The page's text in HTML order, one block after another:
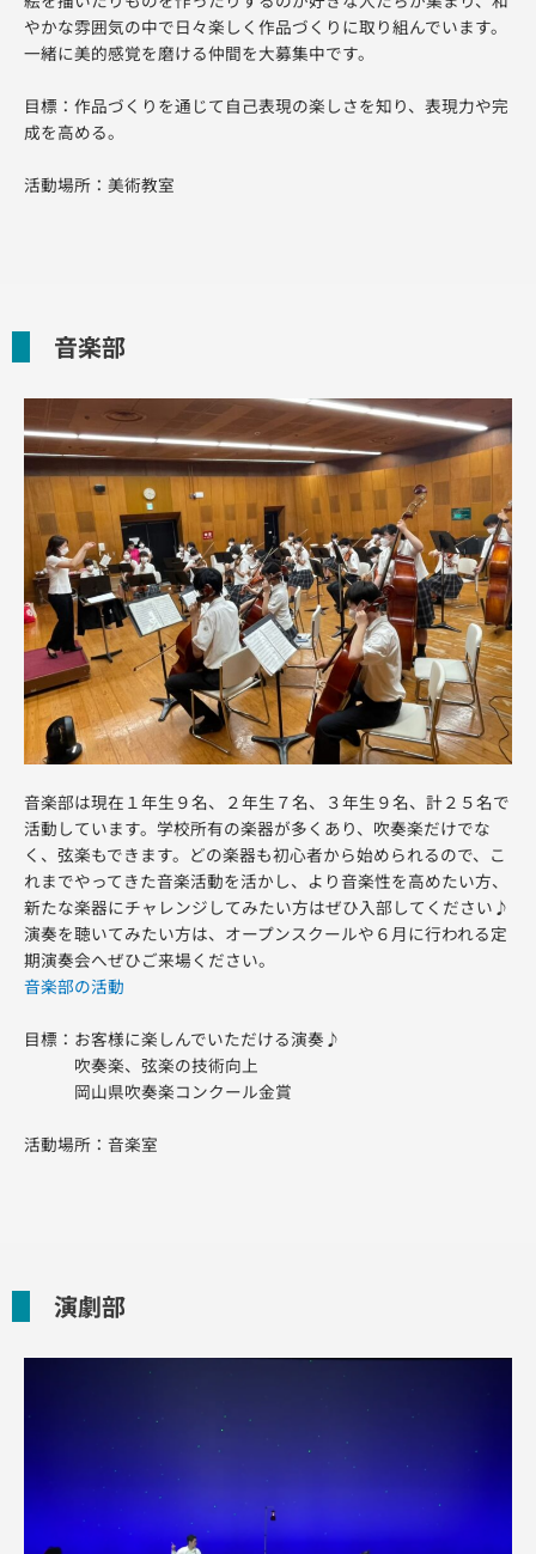
やかな雰囲気の中で日々楽しく作品づくりに取り組んでいます。
一緒に美的感覚を磨ける仲間を大募集中です。
目標：作品づくりを通じて自己表現の楽しさを知り、表現力や完
成を高める。
活動場所：美術教室
音楽部
音楽部は現在１年生９名、２年生７名、３年生９名、計２５名で
活動しています。学校所有の楽器が多くあり、吹奏楽だけでな
く、弦楽もできます。どの楽器も初心者から始められるので、こ
れまでやってきた音楽活動を活かし、より音楽性を高めたい方、
新たな楽器にチャレンジしてみたい方はぜひ入部してください♪
演奏を聴いてみたい方は、オープンスクールや６月に行われる定
期演奏会へぜひご来場ください。
音楽部の活動
目標：お客様に楽しんでいただける演奏♪
吹奏楽、弦楽の技術向上
岡山県吹奏楽コンクール金賞
活動場所：音楽室
演劇部